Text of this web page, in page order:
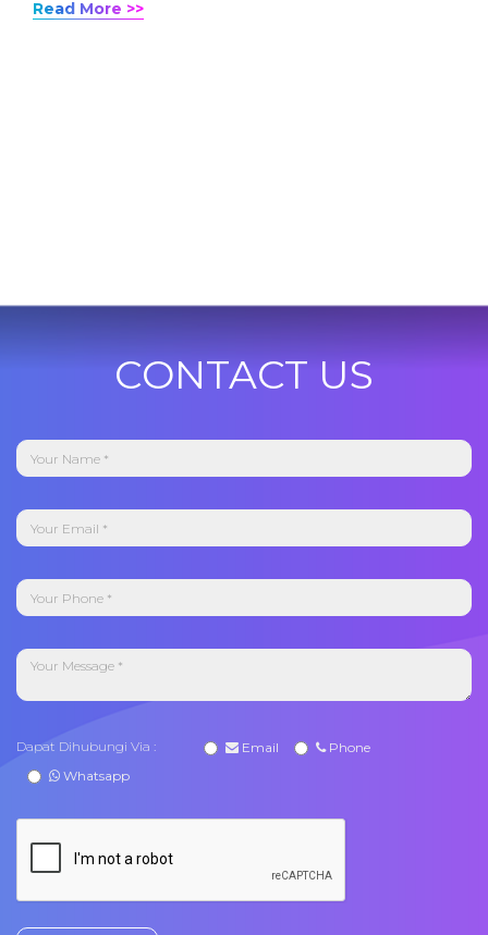
Read More >>
CONTACT US
Dapat Dihubungi Via : Email
Phone
Whatsapp